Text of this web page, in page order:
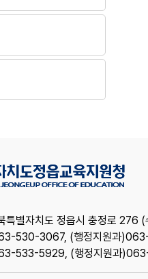
별자치도 정읍시 충정로 276 (
530-3067, (행정지원과
533-5929, (행정지원과